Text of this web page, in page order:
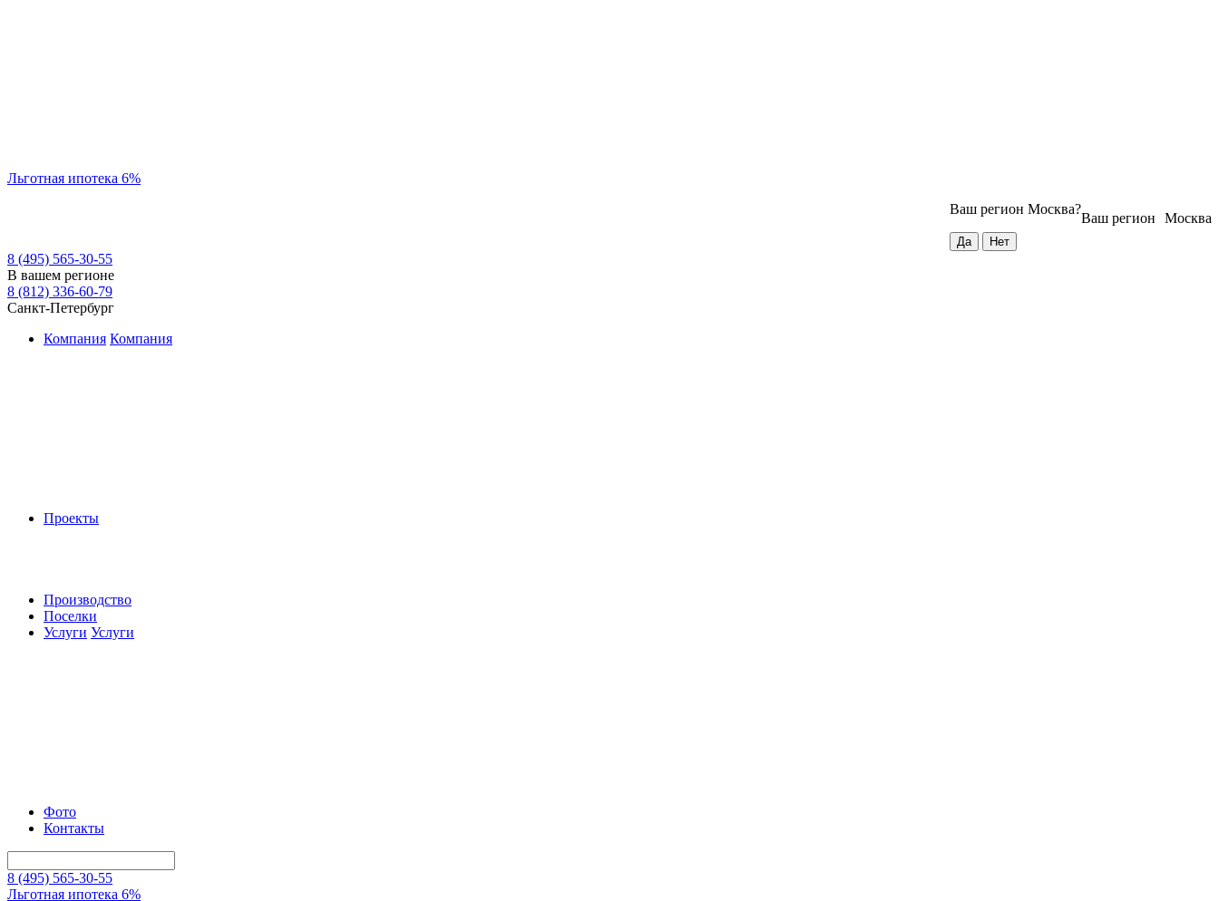
Льготная ипотека 6%
Москва
Ваш регион
Ваш регион Москва?
8 (495) 565-30-55
В вашем регионе
8 (812) 336-60-79
Санкт-Петербург
Компания Компания
Проекты
Производство
Поселки
Услуги Услуги
Фото
Контакты
8 (495) 565-30-55
Льготная ипотека 6%